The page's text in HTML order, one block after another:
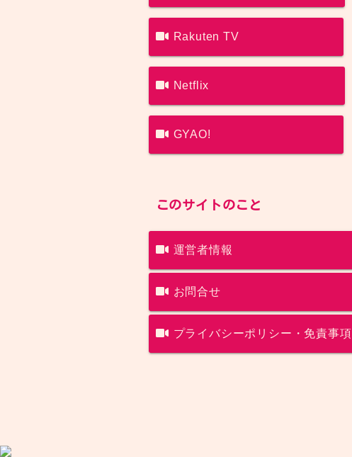
Rakuten TV
Netflix
GYAO!
このサイトのこと
運営者情報
お問合せ
プライバシーポリシー・免責事項